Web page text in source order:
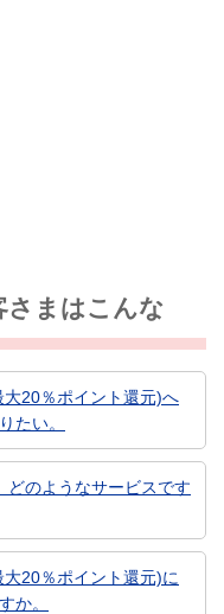
さまはこんな
20％ポイント還元)へ
たい。
どのようなサービスです
20％ポイント還元)に
か。